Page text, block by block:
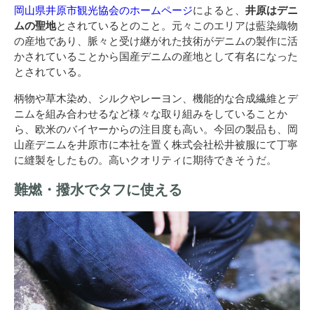
岡山県井原市観光協会のホームページによると、 井原はデニ
ムの聖地とされているとのこと。元々このエリアは藍染織物
の産地であり、脈々と受け継がれた技術がデニムの製作に活
かされていることから国産デニムの産地として有名になった
とされている。
柄物や草木染め、シルクやレーヨン、機能的な合成繊維とデ
ニムを組み合わせるなど様々な取り組みをしていることか
ら、欧米のバイヤーからの注目度も高い。今回の製品も、岡
山産デニムを井原市に本社を置く株式会社松井被服にて丁寧
に縫製をしたもの。高いクオリティに期待できそうだ。
難燃・撥水でタフに使える